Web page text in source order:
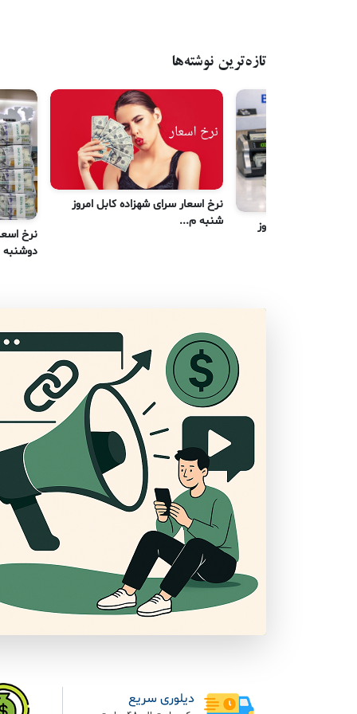
تازه‌ترین نوشته‌ها
نرخ
دوشنبه
نرخ اسعار سرای شهزاده کابل امروز
شنبه م...
شهزاده کابل امروز
دیلوری سریع